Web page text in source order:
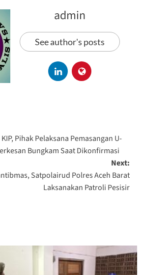
admin
See author's posts
Pihak Pelaksana Pemasangan U-
Bungkam Saat Dikonfirmasi
Next:
Satpolairud Polres Aceh Barat
Laksanakan Patroli Pesisir